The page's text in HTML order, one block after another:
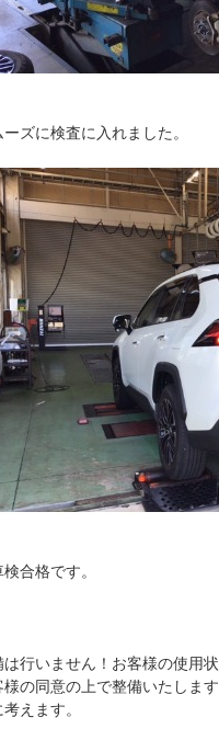
ズに検査に入れました。
合格です。
行いません！お客様の使用
の同意の上で整備いたしま
えます。